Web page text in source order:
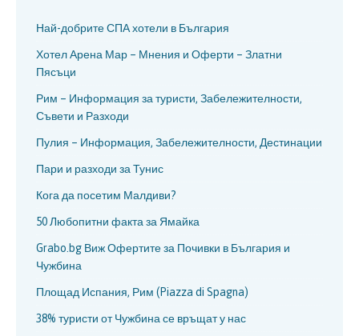
Най-добрите СПА хотели в България
Хотел Арена Мар – Мнения и Оферти – Златни
Пясъци
Рим – Информация за туристи, Забележителности,
Съвети и Разходи
Пулия – Информация, Забележителности, Дестинации
Пари и разходи за Тунис
Кога да посетим Малдиви?
50 Любопитни факта за Ямайка
Grabo.bg Виж Офертите за Почивки в България и
Чужбина
Площад Испания, Рим (Piazza di Spagna)
38% туристи от Чужбина се връщат у нас